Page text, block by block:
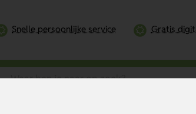
Snelle persoonlijke service Gratis